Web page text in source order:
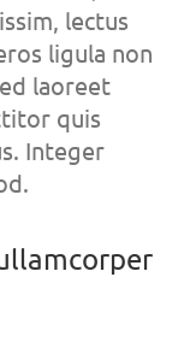
lectus
ligula non
laoreet
quis
Integer